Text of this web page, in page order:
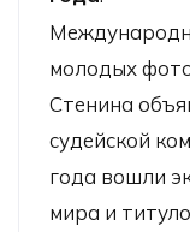
молодых
Стенина
судейской
года вошли
мира и